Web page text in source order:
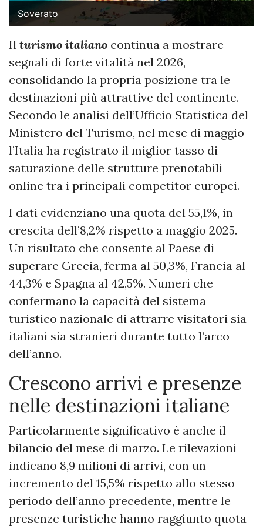
Soverato
Il turismo italiano continua a mostrare
segnali di forte vitalità nel 2026,
consolidando la propria posizione tra le
destinazioni più attrattive del continente.
Secondo le analisi dell’Ufficio Statistica del
Ministero del Turismo, nel mese di maggio
l’Italia ha registrato il miglior tasso di
saturazione delle strutture prenotabili
online tra i principali competitor europei.
I dati evidenziano una quota del 55,1%, in
crescita dell’8,2% rispetto a maggio 2025.
Un risultato che consente al Paese di
superare Grecia, ferma al 50,3%, Francia al
44,3% e Spagna al 42,5%. Numeri che
confermano la capacità del sistema
turistico nazionale di attrarre visitatori sia
italiani sia stranieri durante tutto l’arco
dell’anno.
Crescono arrivi e presenze
nelle destinazioni italiane
Particolarmente significativo è anche il
bilancio del mese di marzo. Le rilevazioni
indicano 8,9 milioni di arrivi, con un
incremento del 15,5% rispetto allo stesso
periodo dell’anno precedente, mentre le
presenze turistiche hanno raggiunto quota